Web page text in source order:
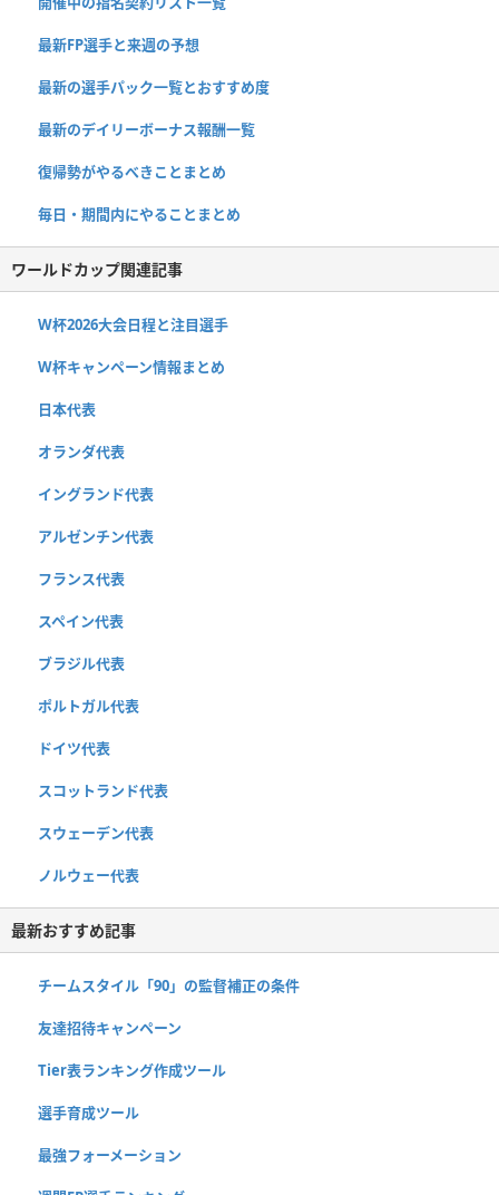
最新FP選手と来週の予想
最新の選手パック一覧とおすすめ度
最新のデイリーボーナス報酬一覧
復帰勢がやるべきことまとめ
毎日・期間内にやることまとめ
ワールドカップ関連記事
W杯2026大会日程と注目選手
W杯キャンペーン情報まとめ
日本代表
オランダ代表
イングランド代表
アルゼンチン代表
フランス代表
スペイン代表
ブラジル代表
ポルトガル代表
ドイツ代表
スコットランド代表
スウェーデン代表
ノルウェー代表
最新おすすめ記事
チームスタイル「90」の監督補正の条件
友達招待キャンペーン
Tier表ランキング作成ツール
選手育成ツール
最強フォーメーション